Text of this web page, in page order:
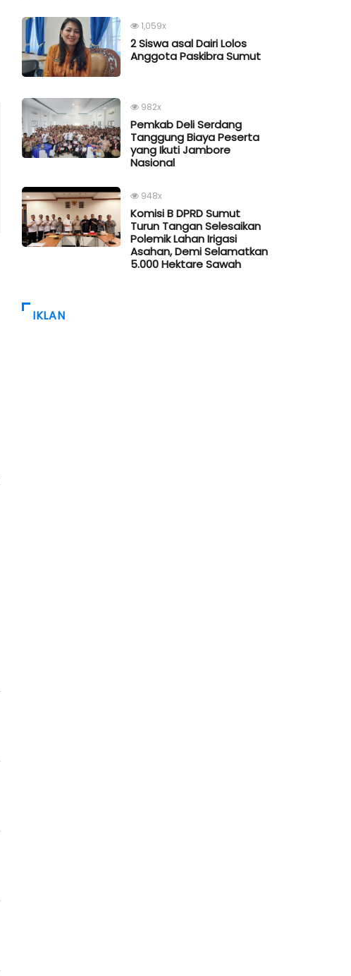
1,059x
2 Siswa asal Dairi Lolos
Anggota Paskibra Sumut
982x
Pemkab Deli Serdang
Tanggung Biaya Peserta
yang Ikuti Jambore
Nasional
948x
Komisi B DPRD Sumut
Turun Tangan Selesaikan
Polemik Lahan Irigasi
Asahan, Demi Selamatkan
5.000 Hektare Sawah
IKLAN